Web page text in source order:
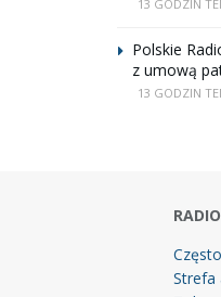
13 GODZIN
Polskie
z umową
13 GODZIN
RADIO
Strefa